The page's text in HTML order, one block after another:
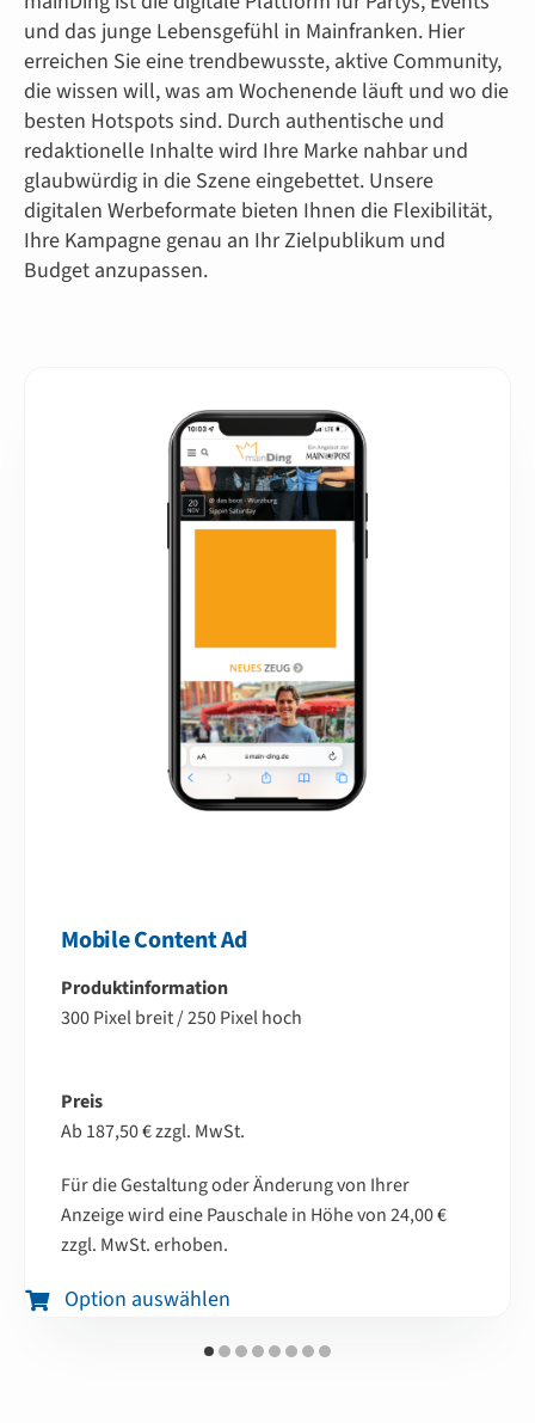
und das junge Lebensgefühl in Mainfranken. Hier
erreichen Sie eine trendbewusste, aktive Community,
die wissen will, was am Wochenende läuft und wo die
besten Hotspots sind. Durch authentische und
redaktionelle Inhalte wird Ihre Marke nahbar und
glaubwürdig in die Szene eingebettet. Unsere
digitalen Werbeformate bieten Ihnen die Flexibilität,
Ihre Kampagne genau an Ihr Zielpublikum und
Budget anzupassen.
Mobile Content Ad
Produktinformation
300 Pixel breit / 250 Pixel hoch
Preis
Ab 187,50 € zzgl. MwSt.
Für die Gestaltung oder Änderung von Ihrer
Anzeige wird eine Pauschale in Höhe von 24,00 €
zzgl. MwSt. erhoben.
Option auswählen